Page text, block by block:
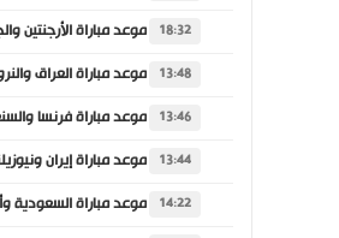
18:32
13:48
13:46
13:44
14:22